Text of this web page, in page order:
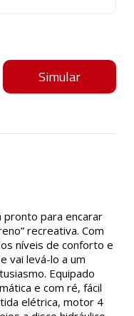
pronto para encarar
recreativa. Com
níveis de conforto e
vai levá-lo a um
Equipado
e com ré, fácil
elétrica, motor 4